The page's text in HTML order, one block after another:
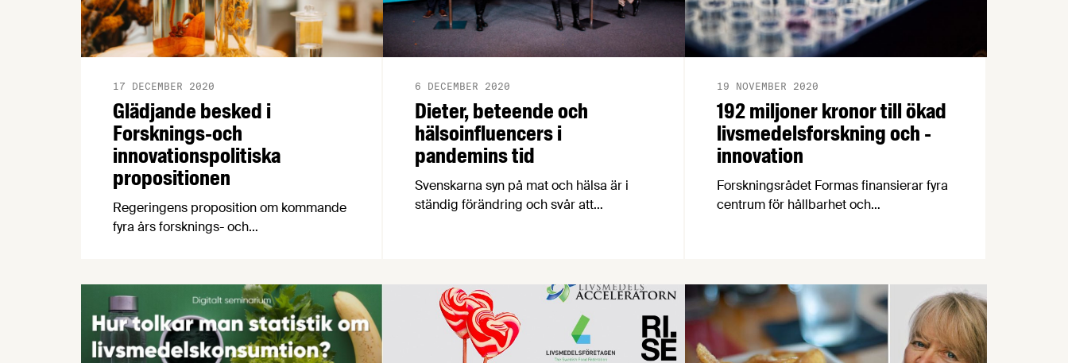
Glädjande besked i
Forsknings-och
innovationspolitiska
propositionen
17 DECEMBER 2020
Regeringens proposition om kommande
fyra års forsknings- och
380 miljoner kronor satsas på
livsmedelsforskning, vilket är en
signifikant ökning mot tidigare år.
Dieter, beteende och
hälsoinfluencers i
pandemins tid
6 DECEMBER 2020
Svenskarna syn på mat och hälsa är i
ständig förändring och svår att
hälsofrågor? Och hur har svenskarnas
matvanor påverkats av coronakrisens
ökade hemmasittande? För att ta reda
på detta och mycket mer har
branschorganisationen
192 miljoner kronor till ökad
livsmedelsforskning och -
innovation
19 NOVEMBER 2020
Forskningsrådet Formas finansierar fyra
centrum för hållbarhet och
kunskap och kompetens i hela
livsmedelskedjan genom nära
samarbete mellan forskare, näringsliv
och andra aktörer i samhället. I
satsningen fördelas 192 miljoner kronor